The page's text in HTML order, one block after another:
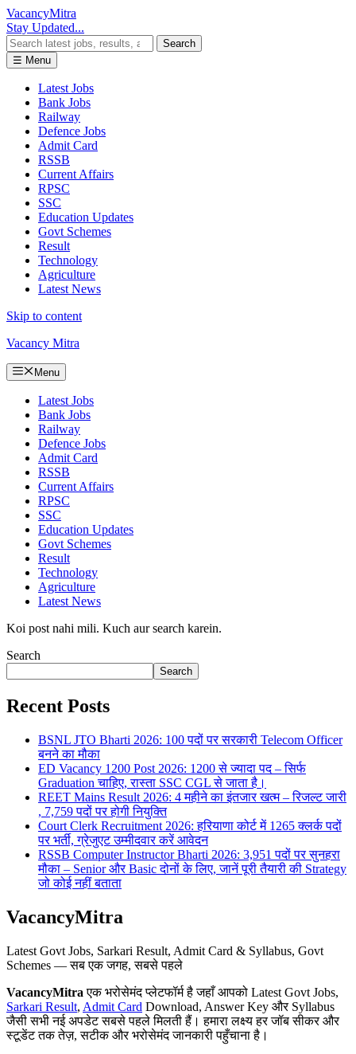
VacancyMitra
Stay Updated...
Search
☰ Menu
Latest Jobs
Bank Jobs
Railway
Defence Jobs
Admit Card
RSSB
Current Affairs
RPSC
SSC
Education Updates
Govt Schemes
Result
Technology
Agriculture
Latest News
Skip to content
Vacancy Mitra
Menu
Latest Jobs
Bank Jobs
Railway
Defence Jobs
Admit Card
RSSB
Current Affairs
RPSC
SSC
Education Updates
Govt Schemes
Result
Technology
Agriculture
Latest News
Koi post nahi mili. Kuch aur search karein.
Search
Search
Recent Posts
BSNL JTO Bharti 2026: 100 पदों पर सरकारी Telecom Officer
बनने का मौका
ED Vacancy 1200 Post 2026: 1200 से ज्यादा पद – सिर्फ
Graduation चाहिए, रास्ता SSC CGL से जाता है।
REET Mains Result 2026: 4 महीने का इंतजार खत्म – रिजल्ट जारी
, 7,759 पदों पर होगी नियुक्ति
Court Clerk Recruitment 2026: हरियाणा कोर्ट में 1265 क्लर्क पदों
पर भर्ती, ग्रेजुएट उम्मीदवार करें आवेदन
RSSB Computer Instructor Bharti 2026: 3,951 पदों पर सुनहरा
मौका – Senior और Basic दोनों के लिए, जानें पूरी तैयारी की Strategy
जो कोई नहीं बताता
VacancyMitra
Latest Govt Jobs, Sarkari Result, Admit Card & Syllabus, Govt
Schemes — सब एक जगह, सबसे पहले
VacancyMitra एक भरोसेमंद प्लेटफॉर्म है जहाँ आपको Latest Govt Jobs,
Sarkari Result, Admit Card Download, Answer Key और Syllabus
जैसी सभी नई अपडेट सबसे पहले मिलती हैं। हमारा लक्ष्य हर जॉब सीकर और
स्टूडेंट तक तेज़, सटीक और भरोसेमंद जानकारी पहुँचाना है।